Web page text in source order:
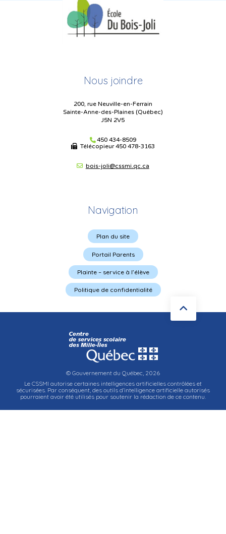
Nous joindre
200, rue Neuville-en-Ferrain
Sainte-Anne-des-Plaines (Québec)
J5N 2V5
450 434-8509
Télécopieur450 478-3163
bois-joli@cssmi.qc.ca
Navigation
Plan du site
Portail Parents
Plainte – service à l’élève
Politique de confidentialité
© Gouvernement du Québec, 2026
Le CSSMI autorise certaines intelligences artificielles contrôlées et
sécurisées. Par conséquent, des outils d’intelligence artificielle autorisés
pourraient avoir été utilisés pour soutenir la rédaction de ce contenu.